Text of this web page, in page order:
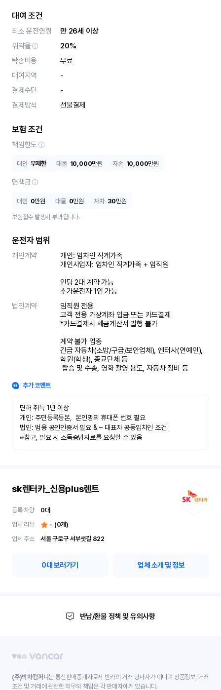
대여 조건
최소 운전연령
만 26세 이상
위약율
20%
탁송비용
무료
대여지역
-
결제수단
-
결제방식
선불결제
보험 조건
책임한도
대인 무제한 대물 10,000만원 자손 10,000만원
면책금
대인 0만원 대물 0만원 자차 30만원
보험접수 발생시 부과됩니다.
운전자 범위
개인계약
개인: 임차인 직계가족
개인사업자: 임차인 직계가족 + 임직원
인당 2대 계약 가능
추가운전자 1인 가능
법인계약
임직원 전용
고객 전용 가상계좌 입금 또는 카드결제
*카드결제시 세금계산서 발행 불가
계약 불가 업종
긴급 자동차(소방/구급/보안업체), 엔터사(연예인),
학원(학생), 종교단체 등
탑승 및 수송, 영화 촬영 용도, 자동차 정비 등
추가 코멘트
면허 취득 1년 이상
개인: 주민등록등본,  본인명의 휴대폰 번호 필요
법인: 범용 공인인증서 필요 & – 대표자 공동임차인 조건
※참고, 필요 시 소득증빙자료를 요청할 수 있음
sk렌터카_신용plus렌트
등록 차량 0대
업체 리뷰
- (0개)
업체 주소
서울 구로구 서부샛길 822
0대 보러가기 업체 소개 및 정보
반납/환불 정책 및 유의사항
(주)박차컴퍼니는 통신판매중개자로서 반카의 거래 당사자가 아니며 상품정보, 거래
조건 및 거래에 관련한 의무와 책임은 각 판매자에게 있습니다.